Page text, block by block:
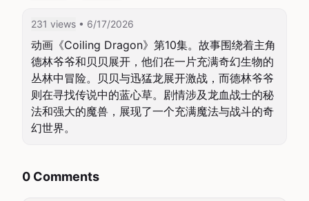
231 views • 6/17/2026
动画《Coiling Dragon》第10集。故事围绕着主角
德林爷爷和贝贝展开，他们在一片充满奇幻生物的
丛林中冒险。贝贝与迅猛龙展开激战，而德林爷爷
则在寻找传说中的蓝心草。剧情涉及龙血战士的秘
法和强大的魔兽，展现了一个充满魔法与战斗的奇
幻世界。
0 Comments